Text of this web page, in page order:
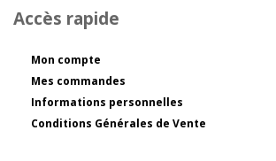
Accès rapide
Mon compte
Mes commandes
Informations personnelles
Conditions Générales de Vente